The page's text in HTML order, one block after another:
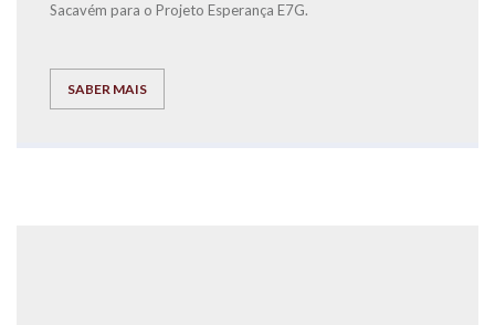
Sacavém para o Projeto Esperança E7G.
SABER MAIS